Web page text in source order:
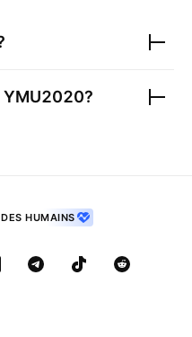
YMU2020?
HUMAINS